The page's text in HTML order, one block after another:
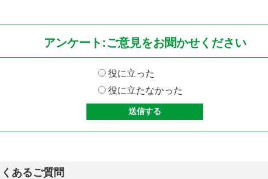
アンケート:ご意見をお聞かせください
役に立った
役に立たなかった
あるご質問